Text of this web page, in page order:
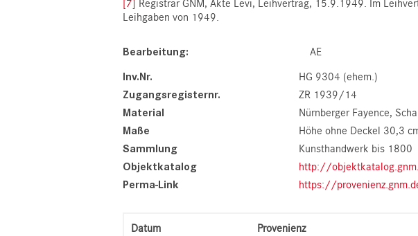
[7] Registrar GNM, Akte Levi, Leihvertrag, 15.9.1949. Im
Leihgaben von 1949.
Bearbeitung AE
Inv.Nr. HG 9304 (ehem.)
Zugangsregisternr. ZR 1939/14
Material Nürnberger Fayence,
Maße Höhe ohne Deckel 30,3
Sammlung Kunsthandwerk bis 1800
Objektkatalog http://
Perma-Link https://
Datum Provenienz